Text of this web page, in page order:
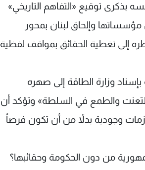
بذكرى توقيع «التفاهم التاريخي»
وإلحاق لبنان بمحور
إلى تغطية الحقائق بمواقف لفظية
وزارة الطاقة إلى صهره
والطمع في السلطة» وتؤكد أن
وجودية بدلاً من أن تكون فرصاً
من دون الحكومة وحقائبها؟